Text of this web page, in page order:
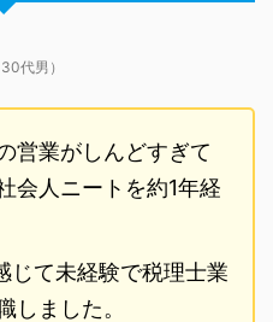
代男）
営業がしんどすぎて
会人ニートを約1年経
じて未経験で税理士業
しました。